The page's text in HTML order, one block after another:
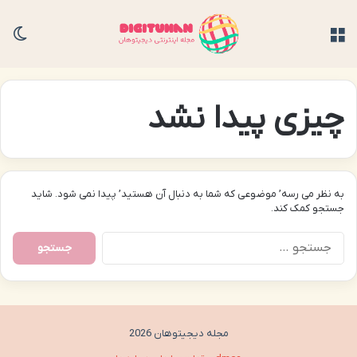
چیزی پیدا نشد
به نظر می رسه’ موضوعی که شما به دنبال آن هستید’ پیدا نمی شود. شاید
جستجو کمک کند.
جستجو
برای:
مجله دیجیتوهان 2026